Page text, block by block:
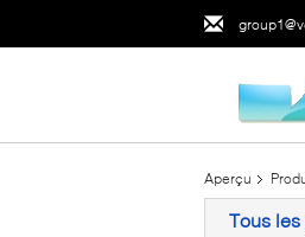
Aperçu
Tous